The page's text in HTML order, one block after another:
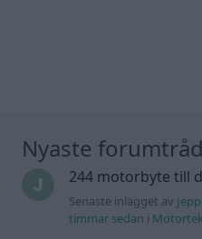
Nyaste
244 motorbyte till
Senaste inlägget av
timmar sedan i